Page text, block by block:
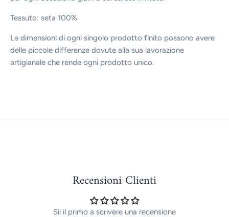
Tessuto: seta 100%
Le dimensioni di ogni singolo prodotto finito possono avere
delle piccole differenze dovute alla sua lavorazione
artigianale che rende ogni prodotto unico.
Recensioni Clienti
Sii il primo a scrivere una recensione